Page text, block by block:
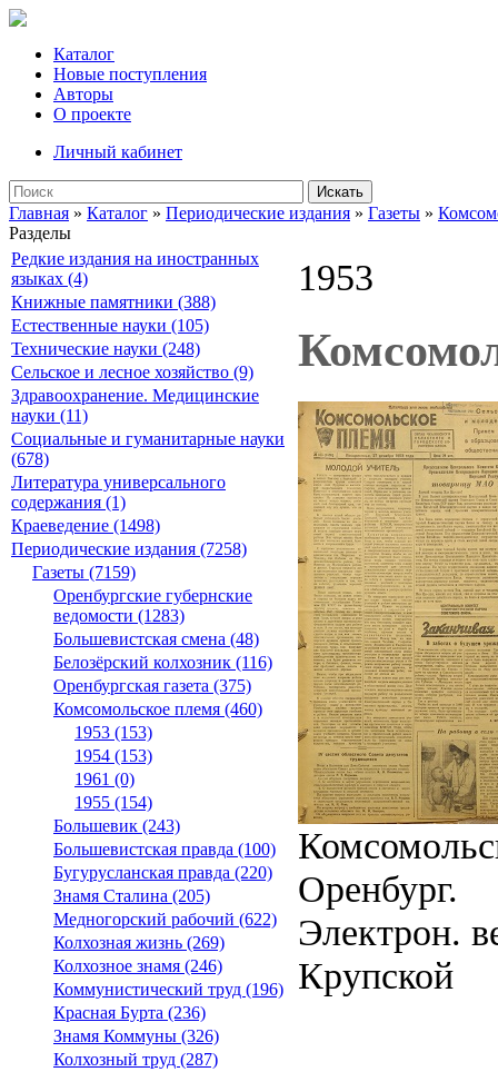
Каталог
Новые поступления
Авторы
О проекте
Личный кабинет
Искать
Главная » Каталог » Периодические издания » Газеты »
Разделы
Редкие издания на иностранных
языках (4)
Книжные памятники (388)
Естественные науки (105)
Технические науки (248)
Сельское и лесное хозяйство (9)
Здравоохранение. Медицинские
науки (11)
Социальные и гуманитарные науки
(678)
Литература универсального
содержания (1)
Краеведение (1498)
Периодические издания (7258)
Газеты (7159)
Оренбургские губернские
ведомости (1283)
Большевистская смена (48)
Белозёрский колхозник (116)
Оренбургская газета (375)
Комсомольское племя (460)
1953 (153)
1954 (153)
1961 (0)
1955 (154)
Большевик (243)
Большевистская правда (100)
Бугурусланская правда (220)
Знамя Сталина (205)
Медногорский рабочий (622)
Колхозная жизнь (269)
Колхозное знамя (246)
Коммунистический труд (196)
Красная Бурта (236)
Знамя Коммуны (326)
Колхозный труд (287)
1953
Оренбург.
Электрон.
Крупской